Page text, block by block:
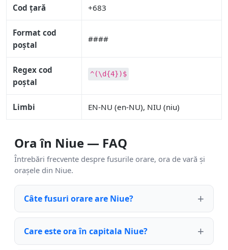
Cod țară +683
Format cod
poștal
####
Regex cod
poștal
^(\d{4})$
Limbi EN-NU (en-NU), NIU (niu)
Ora în Niue — FAQ
Întrebări frecvente despre fusurile orare, ora de vară și
orașele din Niue.
Câte fusuri orare are Niue?
Care este ora în capitala Niue?